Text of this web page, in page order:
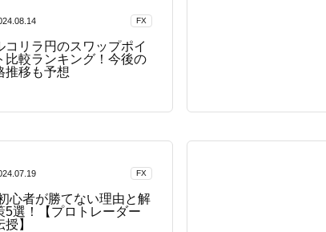
FX
コリラ円のスワップポイ
比較ランキング！今後の
推移も予想
FX
心者が勝てない理由と解
5選！【プロトレーダー
授】